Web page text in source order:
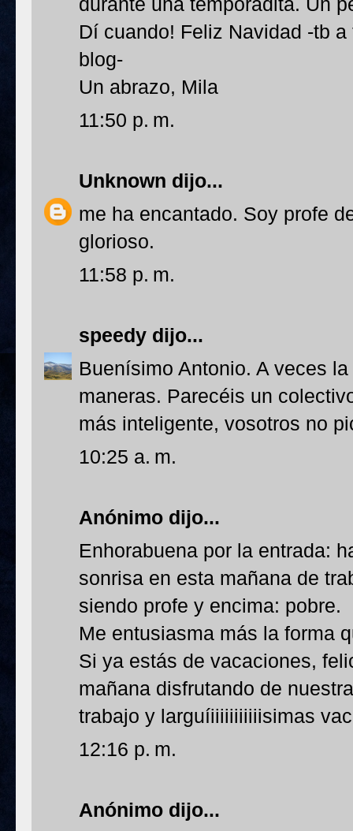
Dí cuando! Feliz Navidad -tb
blog-
Un abrazo, Mila
11:50 p. m.
Unknown dijo...
me ha encantado. Soy profe
glorioso.
11:58 p. m.
speedy dijo...
Buenísimo Antonio. A veces
maneras. Parecéis un
más inteligente, vosotros no
10:25 a. m.
Anónimo dijo...
Enhorabuena por la entrada:
sonrisa en esta mañana de
siendo profe y encima: pobre.
Me entusiasma más la forma
Si ya estás de vacaciones,
mañana disfrutando de
trabajo y larguíiiiiiiiiiiisimas
12:16 p. m.
Anónimo dijo...